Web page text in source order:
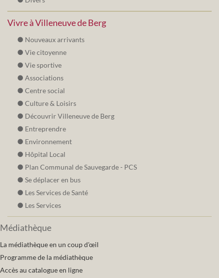
Vivre à Villeneuve de Berg
Nouveaux arrivants
Vie citoyenne
Vie sportive
Associations
Centre social
Culture & Loisirs
Découvrir Villeneuve de Berg
Entreprendre
Environnement
Hôpital Local
Plan Communal de Sauvegarde - PCS
Se déplacer en bus
Les Services de Santé
Les Services
Médiathèque
La médiathèque en un coup d'œil
Programme de la médiathèque
Accès au catalogue en ligne